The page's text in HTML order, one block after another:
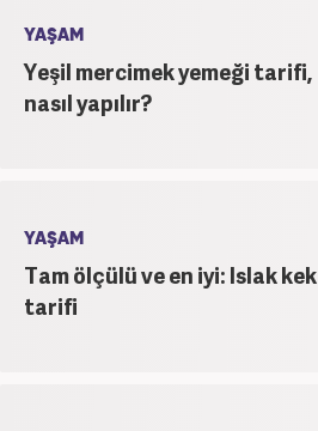
YAŞAM
Yeşil mercimek yemeği tarifi,
nasıl yapılır?
YAŞAM
Tam ölçülü ve en iyi: Islak kek
tarifi